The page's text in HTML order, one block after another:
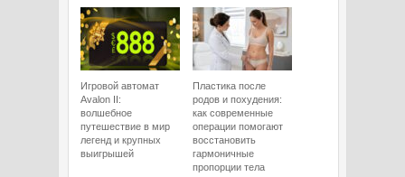
Игровой автомат
Avalon II:
волшебное
путешествие в мир
легенд и крупных
выигрышей
Пластика после
родов и похудения:
как современные
операции помогают
восстановить
гармоничные
пропорции тела